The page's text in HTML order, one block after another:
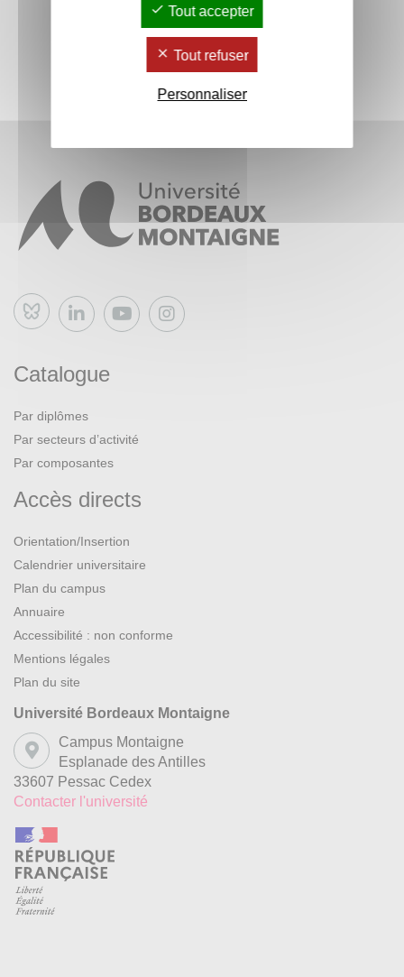
Bluesky
Catalogue
Par diplômes
Par secteurs d’activité
Par composantes
Accès directs
Orientation/Insertion
Calendrier universitaire
Plan du campus
Annuaire
Accessibilité : non conforme
Mentions légales
Plan du site
Université Bordeaux Montaigne
Campus Montaigne
Esplanade des Antilles
33607 Pessac Cedex
Contacter l'université
Tout accepter
Tout refuser
Personnaliser